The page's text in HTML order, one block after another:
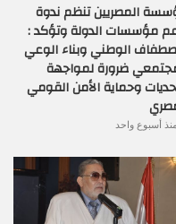
المصريين تنظم ندوة
مؤسسات الدولة وتؤكد :
الوطني وبناء الوعي
ضرورة لمواجهة
وحماية الأمن القومي
منذ أسبوع واحد